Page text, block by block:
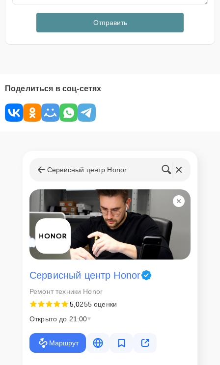
Отправить
Поделиться в соц-сетях
Сервисный центр Honor
Сервисный центр Honor
Ремонт техники Honor
5,0255 оценки
Открыто до 21:00
Маршрут